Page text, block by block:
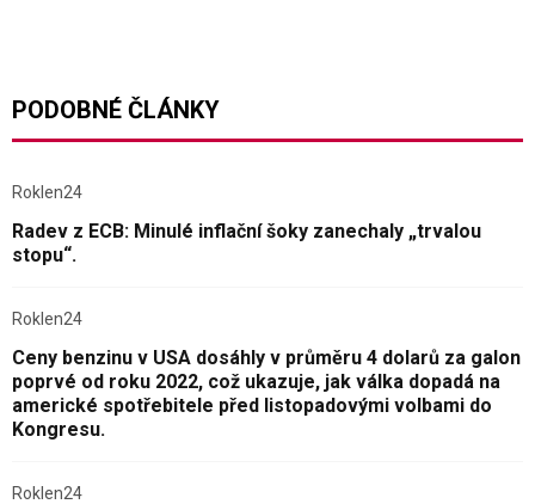
PODOBNÉ ČLÁNKY
Roklen24
Radev z ECB: Minulé inflační šoky zanechaly „trvalou
stopu“.
Roklen24
Ceny benzinu v USA dosáhly v průměru 4 dolarů za galon
poprvé od roku 2022, což ukazuje, jak válka dopadá na
americké spotřebitele před listopadovými volbami do
Kongresu.
Roklen24